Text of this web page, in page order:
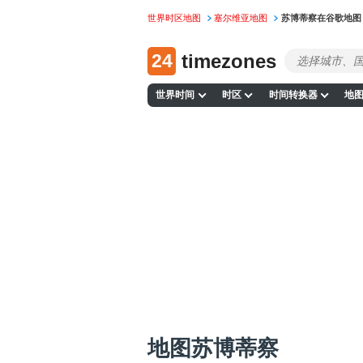
世界时区地图 塞尔维亚地图 苏博蒂察在谷歌地图
24 timezones
世界时间 时区 时间转换器 地图
地图苏博蒂察